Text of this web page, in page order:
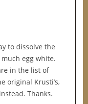
to dissolve the
egg white.
in the list of
original Krusti’s,
Thanks.